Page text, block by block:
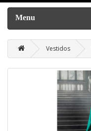
Menu
Vestidos